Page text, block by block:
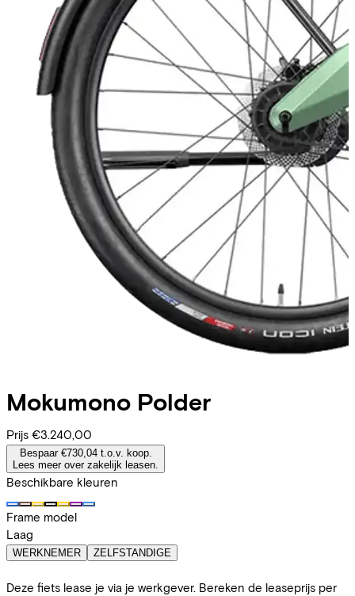
Mokumono Polder
Prijs €3.240,00
Bespaar €730,04 t.o.v. koop.
Lees meer over zakelijk leasen.
Beschikbare kleuren
Frame model
Laag
WERKNEMER ZELFSTANDIGE
Deze fiets lease je via je werkgever. Bereken de leaseprijs per